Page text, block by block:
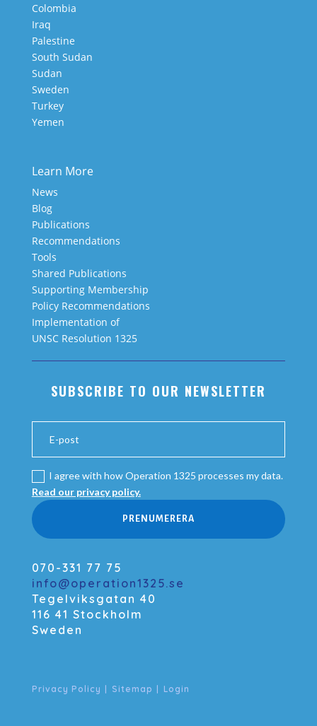
Colombia
Iraq
Palestine
South Sudan
Sudan
Sweden
Turkey
Yemen
Learn More
News
Blog
Publications
Recommendations
Tools
Shared Publications
Supporting Membership
Policy Recommendations
Implementation of
UNSC Resolution 1325
SUBSCRIBE TO OUR NEWSLETTER
I agree with how Operation 1325 processes my data.
Read our privacy policy.
PRENUMERERA
070-331 77 75
info@operation1325.se
Tegelviksgatan 40
116 41 Stockholm
Sweden
Privacy Policy | Sitemap | Login